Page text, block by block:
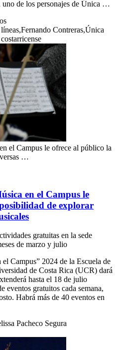
de los personajes de Única …
Contreras,Única
el Campus le ofrece al público la
…
en el Campus le
de explorar
gratuitas en la sede
de marzo y julio
Campus” 2024 de la Escuela de
de Costa Rica (UCR) dará
hasta el 18 de julio
eventos gratuitos cada semana,
Habrá más de 40 eventos en
Pacheco Segura